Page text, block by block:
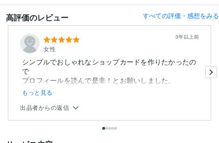
高評価のレビュー すべての評価・感想をみる
女性
3年以上前
シンプルでおしゃれなショップカードを作りたかったの
で
プロフィールを読んで是非！とお願いしました。
とにかくセンスが良く...
もっと見る
出品者からの返信